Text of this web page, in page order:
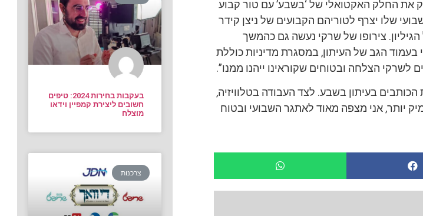
את החלק האקטואלי של ‘בשבע’ עם טור קבוע
שלו יצרף לטוריהם הקבועים של ניצן קידר
צירופו של שרקי נעשה גם כהמשך
הגב של העיתון, במסגרת מדיניות כוללת
לשרקי הצלחה ובטוחים שקוראינו ייהנו ממנו”.
בעיתון בשבע. לצד העבודה בטלוויזיה,
אני מצפה מאוד לאתגר השבועי ובטוח
בעקבות בחירות 2024: טיפים
חשובים ליצירת קמפיין וידאו
מוצלח
צרכנות